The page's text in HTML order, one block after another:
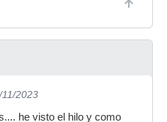
2023
he visto el hilo y como